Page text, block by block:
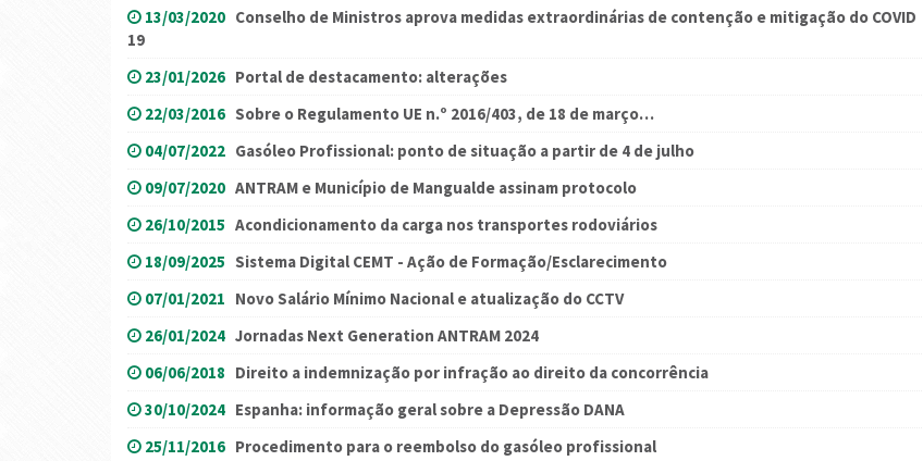
13/03/2020 Conselho de Ministros aprova medidas extraordinárias de contenção e mitigação do COVID
19
23/01/2026 Portal de destacamento: alterações
22/03/2016 Sobre o Regulamento UE n.º 2016/403, de 18 de março…
04/07/2022 Gasóleo Profissional: ponto de situação a partir de 4 de julho
09/07/2020 ANTRAM e Município de Mangualde assinam protocolo
26/10/2015 Acondicionamento da carga nos transportes rodoviários
18/09/2025 Sistema Digital CEMT - Ação de Formação/Esclarecimento
07/01/2021 Novo Salário Mínimo Nacional e atualização do CCTV
26/01/2024 Jornadas Next Generation ANTRAM 2024
06/06/2018 Direito a indemnização por infração ao direito da concorrência
30/10/2024 Espanha: informação geral sobre a Depressão DANA
25/11/2016 Procedimento para o reembolso do gasóleo profissional